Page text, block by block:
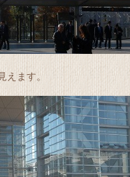
えます。